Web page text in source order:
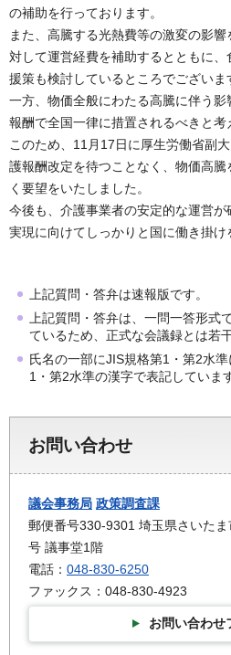
の補助を行っております。
また、高騰する光熱費等の激変の影
対して運営経費を補助するとともに
援策も検討しているところでございま
一方、物価全般にわたる高騰に伴う
報酬で全国一律に措置されるべきと考
このため、11月17日に厚生労働省副
護報酬改定を待つことなく、物価高
く要望をいたしました。
今後も、介護事業者の安定的な運営
実現に向けてしっかりと国に働き掛け
上記質問・答弁は速報版です。
上記質問・答弁は、一問一答形式
ているため、正式な会議録とは若
氏名の一部にJIS規格第1・第2水
1・第2水準の漢字で表記していま
お問い合わせ
議会事務局 政策調査課
郵便番号330-9301 埼玉県さいた
号 議事堂1階
電話： 048-830-6250
ファックス：048-830-4923
お問い合わせ